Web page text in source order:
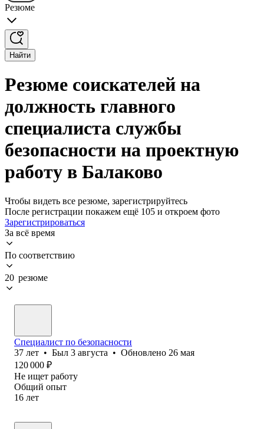
Резюме
Найти
Резюме соискателей на
должность главного
специалиста службы
безопасности на проектную
работу в Балаково
Чтобы видеть все резюме, зарегистрируйтесь
После регистрации покажем ещё 105 и откроем фото
Зарегистрироваться
За всё время
По соответствию
20 резюме
Специалист по безопасности
37 лет • Был 3 августа • Обновлено 26 мая
120 000 ₽
Не ищет работу
Общий опыт
16 лет